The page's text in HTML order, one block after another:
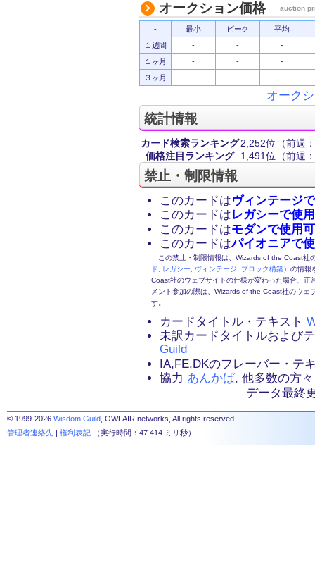
オークション価格 auction
- 最小 ピーク
平均
１週間
- -
-
１ヶ月
- -
-
３ヶ月
- - -
オーク
統計情報
カード検索ランキング2,252位
（前週
価格注目ランキング
1,491位 （前週
禁止・制限情報
このカードはヴィンテージ
このカードはレガシーで使
このカードはモダンで使用
このカードはパイオニアで
この禁止・制限情報は、Wizards of the Coast社
ド
レガシー ヴィンテージ ブロック構築）の情報
Coast社のウェブサイトの仕様が変わった場合、
メント参加の際は、Wizards of the Coast社のウェ
す。
カードタイトル・テキスト
未訳カードタイトルおよび
Guild
IA,FE,DKのフレーバー・テ
協力 あんかば, 他多数の方々
データ最終
© 1999-2026 Wisdom Guild , OWLAIR networks, All rights reserved.
管理者連絡先 | 権利表記 （実行時間：47.414 ミリ秒）